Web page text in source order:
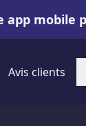
app mobile
Avis clients